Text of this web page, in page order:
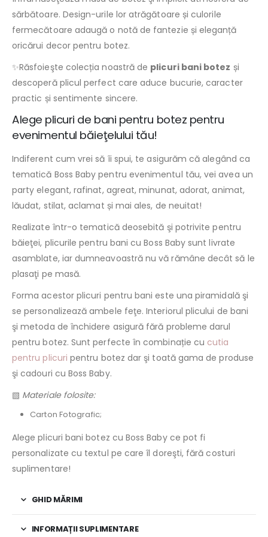
sărbătoare. Design-urile lor atrăgătoare și culorile
fermecătoare adaugă o notă de fantezie și eleganță
oricărui decor pentru botez.
✨Răsfoieşte colecția noastră de plicuri bani botez și
descoperă plicul perfect care aduce bucurie, caracter
practic și sentimente sincere.
Alege plicuri de bani pentru botez pentru
evenimentul băieţelului tău!
Indiferent cum vrei să îi spui, te asigurăm că alegând ca
tematică Boss Baby pentru evenimentul tău, vei avea un
party elegant, rafinat, agreat, minunat, adorat, animat,
lăudat, stilat, aclamat și mai ales, de neuitat!
Realizate într-o tematică deosebită şi potrivite pentru
băieţei, plicurile pentru bani cu Boss Baby sunt livrate
asamblate, iar dumneavoastră nu vă rămâne decât să le
plasaţi pe masă.
Forma acestor plicuri pentru bani este una piramidală şi
se personalizează ambele feţe. Interiorul plicului de bani
şi metoda de închidere asigură fără probleme darul
pentru botez. Sunt perfecte în combinație cu cutia
pentru plicuri pentru botez dar şi toată gama de produse
şi cadouri cu Boss Baby.
▧ Materiale folosite:
Carton Fotografic;
Alege plicuri bani botez cu Boss Baby ce pot fi
personalizate cu textul pe care îl doreşti, fără costuri
suplimentare!
GHID MĂRIMI
INFORMAȚII SUPLIMENTARE